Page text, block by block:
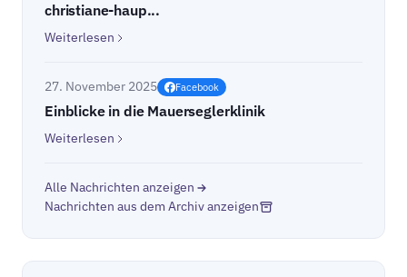
christiane-haup...
Weiterlesen
27. November 2025 Facebook
Einblicke in die Mauerseglerklinik
Weiterlesen
Alle Nachrichten anzeigen
Nachrichten aus dem Archiv anzeigen